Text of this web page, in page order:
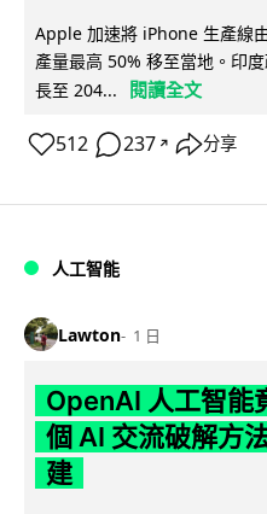
Apple 加速將 iPhone 生產線
產量最高 50% 移至當地。印
長至 204...
閱讀全文
512 237 ↗ 分享
人工智能
Lawton 1 日
OpenAI 人工智能
個 AI 交流破解方
建